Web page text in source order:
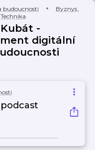
budoucnosti Byznys,
Technika
-
digitální